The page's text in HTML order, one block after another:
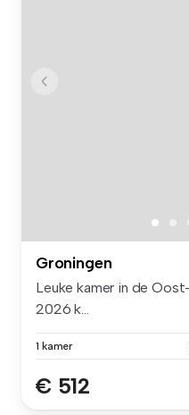
Groningen
Leuke kamer in de
2026 k...
1 kamer
€ 512